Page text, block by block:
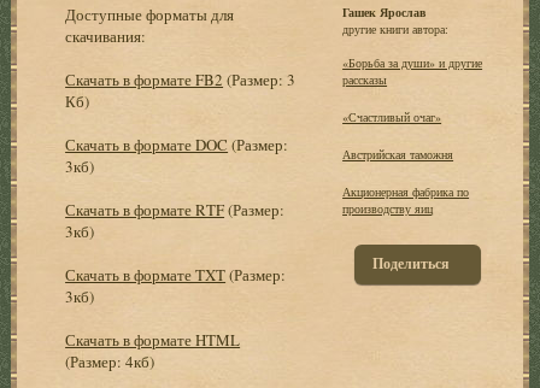
Доступные форматы для
скачивания:
Скачать в формате FB2 (Размер: 3
Кб)
Скачать в формате DOC (Размер:
3кб)
Скачать в формате RTF(Размер:
3кб)
Скачать в формате TXT(Размер:
3кб)
Скачать в формате HTML
(Размер: 4кб)
Гашек Ярослав
другие книги автора:
«Борьба за души» и другие
рассказы
«Счастливый очаг»
Австрийская таможня
Акционерная фабрика по
производству яиц
Поделиться